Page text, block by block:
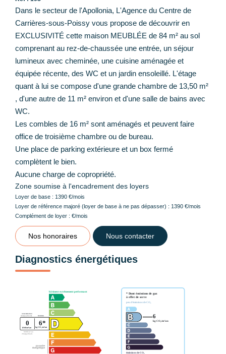
Dans le secteur de l'Apollonia, L'Agence du Centre de
Carrières-sous-Poissy vous propose de découvrir en
EXCLUSIVITÉ cette maison MEUBLÉE de 84 m² au sol
comprenant au rez-de-chaussée une entrée, un séjour
lumineux avec cheminée, une cuisine aménagée et
équipée récente, des WC et un jardin ensoleillé. L'étage
quant à lui se compose d'une grande chambre de 13,50 m²
, d'une autre de 11 m² environ et d'une salle de bains avec
WC.
Les combles de 16 m² sont aménagés et peuvent faire
office de troisième chambre ou de bureau.
Une place de parking extérieure et un box fermé
complètent le bien.
Aucune charge de copropriété.
Zone soumise à l'encadrement des loyers
Loyer de base : 1390 €/mois
Loyer de référence majoré (loyer de base à ne pas dépasser) : 1390 €/mois
Complément de loyer : €/mois
Nos honoraires Nous contacter
Diagnostics énergétiques